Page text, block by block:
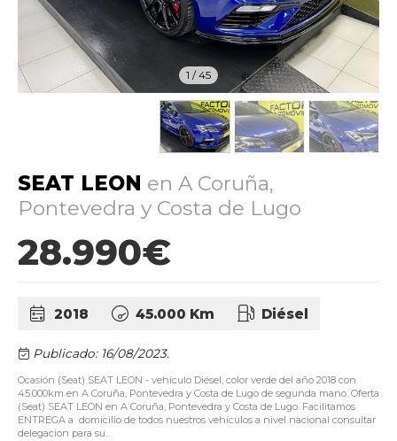
1 /45
SEAT LEON en A Coruña,
Pontevedra y Costa de Lugo
28.990€
2018 45.000 Km Diésel
Publicado: 16/08/2023.
Ocasión (Seat) SEAT LEON - vehículo Diésel, color verde del año 2018 con
45.000km en A Coruña, Pontevedra y Costa de Lugo de segunda mano. Oferta
(Seat) SEAT LEON en A Coruña, Pontevedra y Costa de Lugo. Facilitamos
ENTREGA a domicilio de todos nuestros vehículos a nivel nacional consultar
delegacion para su...